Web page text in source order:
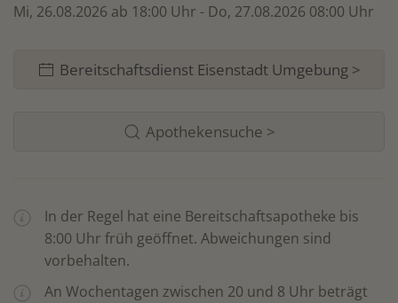
Mi, 26.08.2026 ab 18:00 Uhr - Do, 27.08.2026 08:00 Uhr
Bereitschaftsdienst Eisenstadt Umgebung >
Apothekensuche >
In der Regel hat eine Bereitschaftsapotheke bis
8:00 Uhr früh geöffnet. Abweichungen sind
vorbehalten.
An Wochentagen zwischen 20 und 8 Uhr beträgt